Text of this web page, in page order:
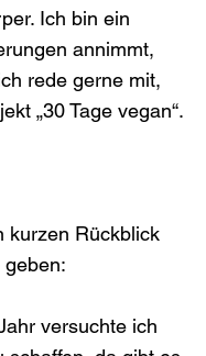
Ich bin ein
annimmt,
rede gerne mit,
„30 Tage vegan“.
kurzen Rückblick
geben:
versuchte ich